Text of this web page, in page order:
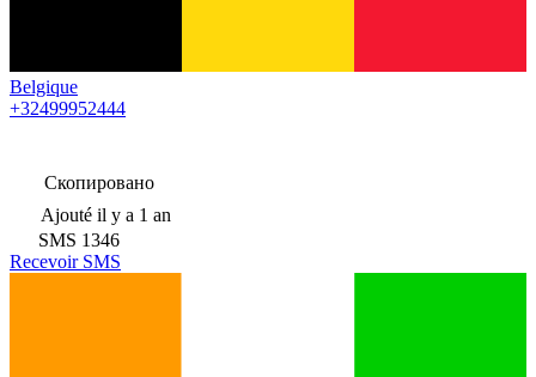
Belgique
+32499952444
Скопировано
Ajouté il y a 1 an
SMS 1346
Recevoir SMS